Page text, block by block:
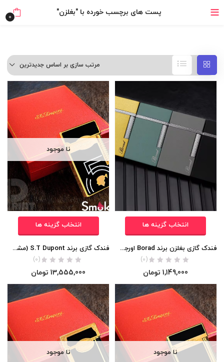
خرید قسطی با ترب‌پی
پست های برچسب خورده با "بغلزن" 0
مرتب سازی بر اساس جدیدترین
انتخاب گزینه ها
فندک گازی بغلزن برند Borad اورجینال
(0)
1,149,000 تومان
نا موجود
انتخاب گزینه ها
فندک گازی برند S.T Dupont (مشکی لاکی طرح کوهیبا ) اورجینال
(0)
13,555,000 تومان
نا موجود نا موجود